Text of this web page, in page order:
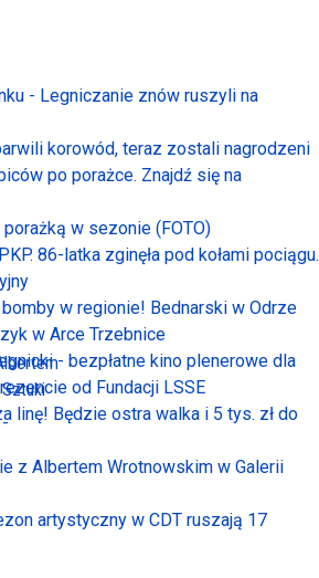
- Legniczanie znów ruszyli na
korowód, teraz zostali nagrodzeni
po porażce. Znajdź się na
w sezonie (FOTO)
86-latka zginęła pod kołami pociągu.
w regionie! Bednarski w Odrze
w Arce Trzebnice
- bezpłatne kino plenerowe dla
od Fundacji LSSE
linę! Będzie ostra walka i 5 tys. zł do
z Albertem Wrotnowskim w Galerii
artystyczny w CDT ruszają 17